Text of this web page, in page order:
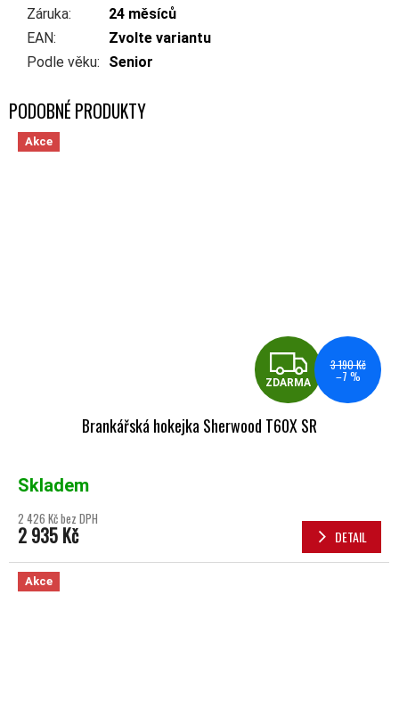
Záruka:
24 měsíců
EAN:
Zvolte variantu
Podle věku: Senior
Akce
ZDARMA
3 190 Kč
–7 %
Brankářská hokejka Sherwood T60X SR
Skladem
2 426 Kč bez DPH
2 935 Kč DETAIL
Akce